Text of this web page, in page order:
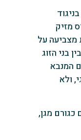
מזיק
מצביעה על
בני הזוג
המנבא
ולא
מגן,